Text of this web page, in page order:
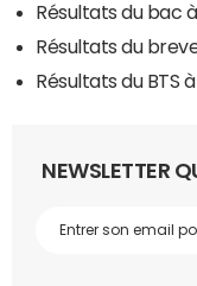
Résultats du bac
Résultats du
Résultats du BTS
NEWSLETTER